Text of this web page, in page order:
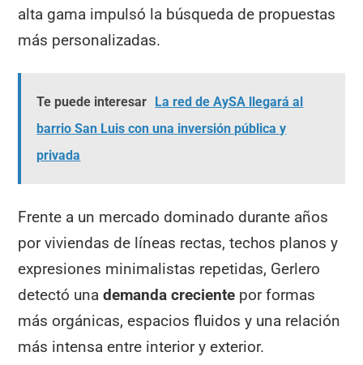
alta gama impulsó la búsqueda de propuestas
más personalizadas.
Te puede interesar
La red de AySA llegará al
barrio San Luis con una inversión pública y
privada
Frente a un mercado dominado durante años
por viviendas de líneas rectas, techos planos y
expresiones minimalistas repetidas, Gerlero
detectó unademanda creciente por formas
más orgánicas, espacios fluidos y una relación
más intensa entre interior y exterior.